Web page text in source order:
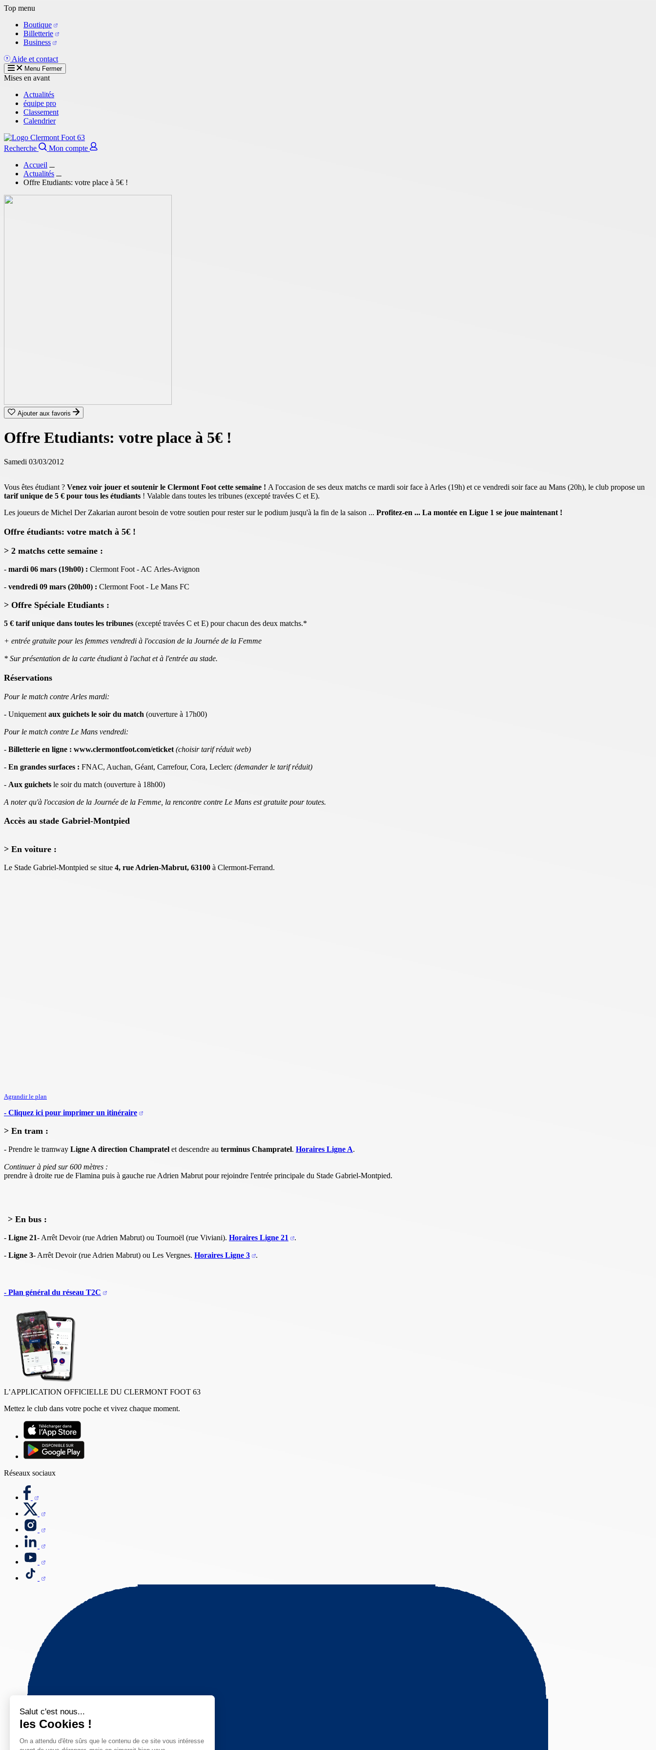
Salut c'est nous...
les Cookies !
On a attendu d'être sûrs que le contenu de ce site vous intéresse
Aller
contenu
principal
Top menu
Boutique
Billetterie
Business
Aide et contact
Menu Fermer
Mises en avant
Actualités
équipe pro
Classement
Calendrier
Recherche
Mon compte
Accueil
Actualités
Offre Etudiants: votre place à 5€ !
Ajouter aux favoris
Offre Etudiants: votre place à 5€ !
Samedi 03/03/2012
Vous êtes étudiant ? Venez voir jouer et soutenir le Clermont Foot cette semaine ! A l'occasion de ses deux matchs ce mardi soir face à Arles (19h) et ce vendredi soir face au Mans (20h), le club propose un
tarif unique de 5 € pour tous les étudiants ! Valable dans toutes les tribunes (excepté travées C et E).
Les joueurs de Michel Der Zakarian auront besoin de votre soutien pour rester sur le podium jusqu'à la fin de la saison ... Profitez-en ... La montée en Ligue 1 se joue maintenant !
Offre étudiants: votre match à 5€ !
> 2 matchs cette semaine :
- mardi 06 mars (19h00) : Clermont Foot - AC Arles-Avignon
- vendredi 09 mars (20h00) : Clermont Foot - Le Mans FC
> Offre Spéciale Etudiants :
5 € tarif unique dans toutes les tribunes (excepté travées C et E) pour chacun des deux matchs.*
+ entrée gratuite pour les femmes vendredi à l'occasion de la Journée de la Femme
* Sur présentation de la carte étudiant à l'achat et à l'entrée au stade.
Réservations
Pour le match contre Arles mardi:
- Uniquement aux guichets le soir du match (ouverture à 17h00)
Pour le match contre Le Mans vendredi:
- Billetterie en ligne : www.clermontfoot.com/eticket (choisir tarif réduit web)
- En grandes surfaces : FNAC, Auchan, Géant, Carrefour, Cora, Leclerc (demander le tarif réduit)
- Aux guichets le soir du match (ouverture à 18h00)
A noter qu'à l'occasion de la Journée de la Femme, la rencontre contre Le Mans est gratuite pour toutes.
Accès au stade Gabriel-Montpied
> En voiture :
Le Stade Gabriel-Montpied se situe 4, rue Adrien-Mabrut, 63100 à Clermont-Ferrand.
Agrandir le plan
- Cliquez ici pour imprimer un itinéraire
> En tram :
- Prendre le tramway Ligne A direction Champratel et descendre au terminus Champratel. Horaires Ligne A.
Continuer à pied sur 600 mètres :
prendre à droite rue de Flamina puis à gauche rue Adrien Mabrut pour rejoindre l'entrée principale du Stade Gabriel-Montpied.
> En bus :
- Ligne 21- Arrêt Devoir (rue Adrien Mabrut) ou Tournoël (rue Viviani). Horaires Ligne 21 .
- Ligne 3- Arrêt Devoir (rue Adrien Mabrut) ou Les Vergnes. Horaires Ligne 3 .
- Plan général du réseau T2C
L’APPLICATION OFFICIELLE DU CLERMONT FOOT 63
Mettez le club dans votre poche et vivez chaque moment.
Réseaux sociaux